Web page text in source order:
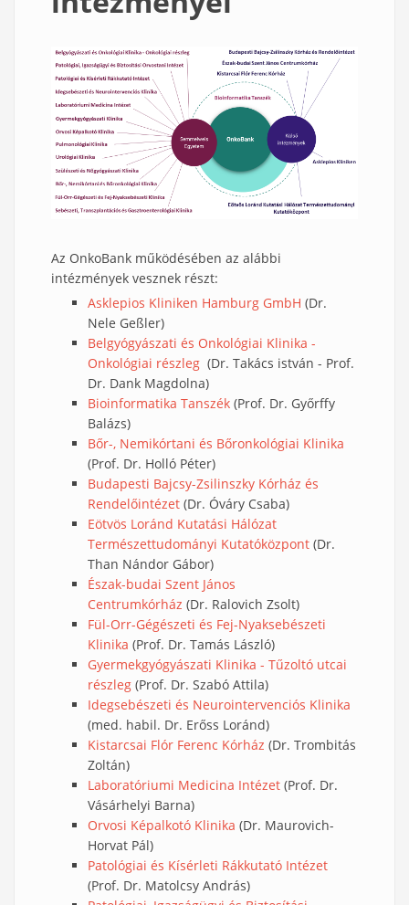
Az OnkoBank működésében az alábbi
intézmények vesznek részt:
Asklepios Kliniken Hamburg GmbH (Dr.
Nele Geßler)
Belgyógyászati és Onkológiai Klinika -
Onkológiai részleg (Dr. Takács istván - Prof.
Dr. Dank Magdolna)
Bioinformatika Tanszék (Prof. Dr. Győrffy
Balázs)
Bőr-, Nemikórtani és Bőronkológiai Klinika
(Prof. Dr. Holló Péter)
Budapesti Bajcsy-Zsilinszky Kórház és
Rendelőintézet (Dr. Óváry Csaba)
Eötvös Loránd Kutatási Hálózat
Természettudományi Kutatóközpont (Dr.
Than Nándor Gábor)
Észak-budai Szent János
Centrumkórház (Dr. Ralovich Zsolt)
Fül-Orr-Gégészeti és Fej-Nyaksebészeti
Klinika (Prof. Dr. Tamás László)
Gyermekgyógyászati Klinika - Tűzoltó utcai
részleg (Prof. Dr. Szabó Attila)
Idegsebészeti és Neurointervenciós Klinika
(med. habil. Dr. Erőss Loránd)
Kistarcsai Flór Ferenc Kórház (Dr. Trombitás
Zoltán)
Laboratóriumi Medicina Intézet (Prof. Dr.
Vásárhelyi Barna)
Orvosi Képalkotó Klinika (Dr. Maurovich-
Horvat Pál)
Patológiai és Kísérleti Rákkutató Intézet
(Prof. Dr. Matolcsy András)